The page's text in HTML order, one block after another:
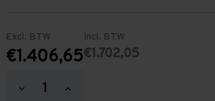
Excl. BTW
€1.406,65
Incl. BTW
€1.702,05
HoeveelheidHoeveelheid